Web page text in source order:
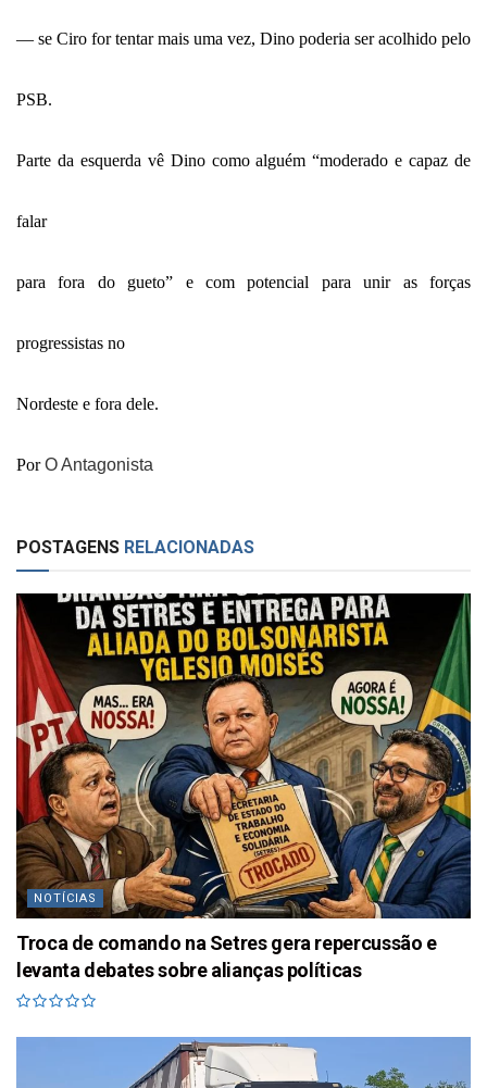
— se Ciro for tentar mais uma vez, Dino poderia ser acolhido pelo
PSB.
Parte da esquerda vê Dino como alguém “moderado e capaz de
falar
para fora do gueto” e com potencial para unir as forças
progressistas no
Nordeste e fora dele.
PorO Antagonista
POSTAGENS RELACIONADAS
NOTÍCIAS
Troca de comando na Setres gera repercussão e
levanta debates sobre alianças políticas